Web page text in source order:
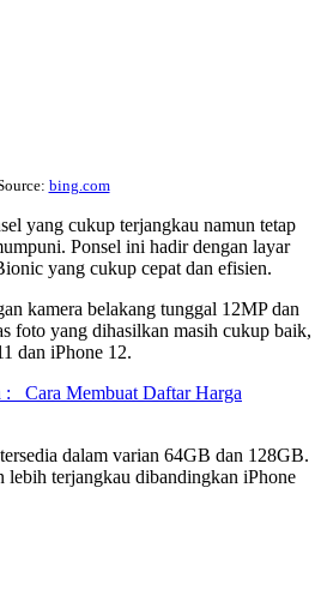
bing.com
yang cukup terjangkau namun tetap
Ponsel ini hadir dengan layar
yang cukup cepat dan efisien.
kamera belakang tunggal 12MP dan
foto yang dihasilkan masih cukup baik,
dan iPhone 12.
:
Cara Membuat Daftar Harga
dalam varian 64GB dan 128GB.
lebih terjangkau dibandingkan iPhone